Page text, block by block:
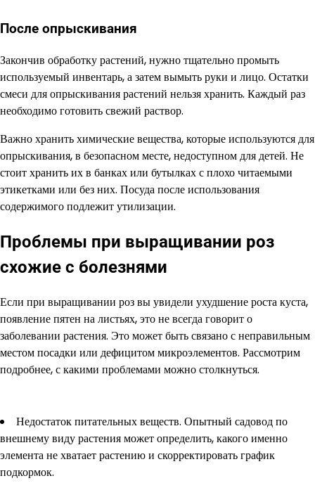
После опрыскивания
Закончив обработку растений, нужно тщательно промыть
используемый инвентарь, а затем вымыть руки и лицо. Остатки
смеси для опрыскивания растений нельзя хранить. Каждый раз
необходимо готовить свежий раствор.
Важно хранить химические вещества, которые используются для
опрыскивания, в безопасном месте, недоступном для детей. Не
стоит хранить их в банках или бутылках с плохо читаемыми
этикетками или без них. Посуда после использования
содержимого подлежит утилизации.
Проблемы при выращивании роз
схожие с болезнями
Если при выращивании роз вы увидели ухудшение роста куста,
появление пятен на листьях, это не всегда говорит о
заболевании растения. Это может быть связано с неправильным
местом посадки или дефицитом микроэлементов. Рассмотрим
подробнее, с какими проблемами можно столкнуться.
Недостаток питательных веществ. Опытный садовод по
внешнему виду растения может определить, какого именно
элемента не хватает растению и скорректировать график
подкормок.